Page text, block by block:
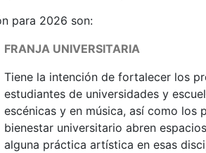
para 2026 son:
FRANJA UNIVERSITARIA
Tiene la intención de fortalecer los
estudiantes de universidades y
escénicas y en música, así como los
bienestar universitario abren
alguna práctica artística en esas